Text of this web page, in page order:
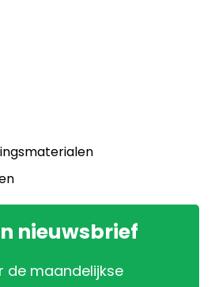
nieuwsbrief
de maandelijkse